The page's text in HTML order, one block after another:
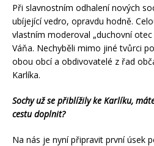
Při slavnostním odhalení nových
ubíjející vedro, opravdu hodně.
vlastním moderoval „duchovní
Váňa. Nechyběli mimo jiné tvůrci
obou obcí a obdivovatelé z řad
Karlíka.
Sochy už se přiblížily ke Karlíku,
cestu doplnit?
Na nás je nyní připravit první úsek